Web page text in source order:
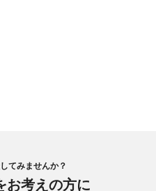
てみませんか？
お考えの方に